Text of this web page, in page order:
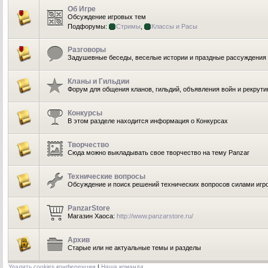
Об Игре
Обсуждение игровых тем
Подфорумы:
Стримы Классы и Расы
Разговоры
Задушевные беседы, веселые истории и праздные рассуждения
Кланы и Гильдии
Форум для общения кланов, гильдий, объявления войн и
Конкурсы
В этом разделе находится информация о Конкурсах
Творчество
Сюда можно выкладывать свое творчество на тему Panzar
Технические вопросы
Обсуждение и поиск решений технических вопросов силами
PanzarStore
Магазин Хаоса: http://www.panzarstore.ru/
Архив
Старые или не актуальные темы и разделы
Удалить cookies конференции | Наша команда